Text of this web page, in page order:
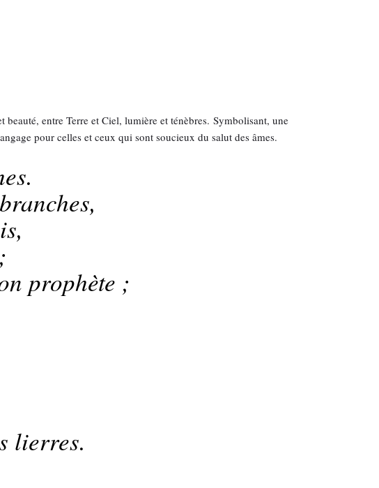
entre Terre et Ciel, lumière et ténèbres. Symbolisant, une
pour celles et ceux qui sont soucieux du salut des âmes.
prophète ;
lierres.